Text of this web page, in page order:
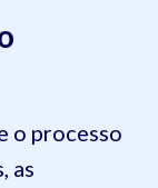
o processo
as